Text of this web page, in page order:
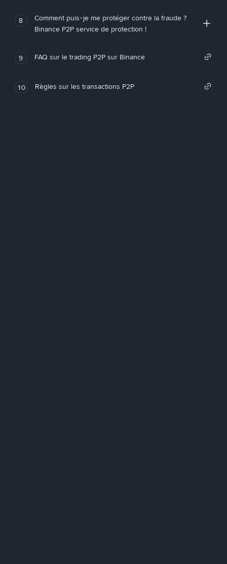
8
Comment puis-je me protéger contre la fraude ?
Binance P2P service de protection !
9 FAQ sur le trading P2P sur Binance
10 Règles sur les transactions P2P